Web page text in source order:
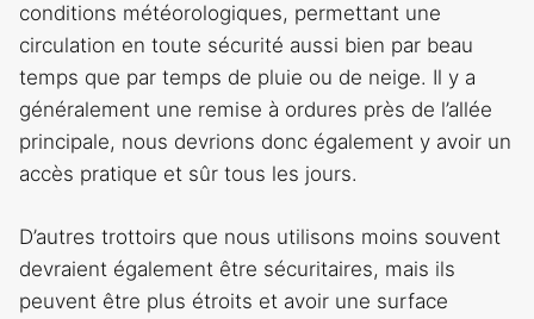
conditions météorologiques, permettant une
circulation en toute sécurité aussi bien par beau
temps que par temps de pluie ou de neige. Il y a
généralement une remise à ordures près de l’allée
principale, nous devrions donc également y avoir un
accès pratique et sûr tous les jours.
D’autres trottoirs que nous utilisons moins souvent
devraient également être sécuritaires, mais ils
peuvent être plus étroits et avoir une surface